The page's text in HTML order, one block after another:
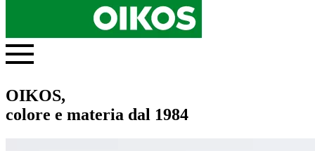
OIKOS,
colore e materia dal 1984